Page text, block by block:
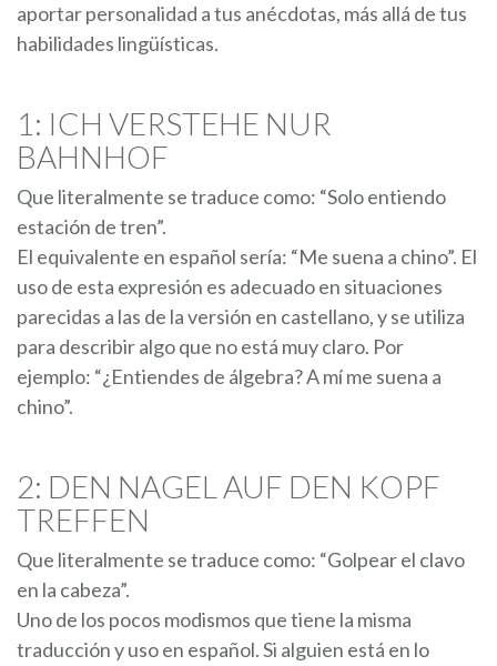
aportar personalidad a tus anécdotas, más allá de tus
habilidades lingüísticas.
1: ICH VERSTEHE NUR
BAHNHOF
Que literalmente se traduce como: “Solo entiendo
estación de tren”.
El equivalente en español sería: “Me suena a chino”. El
uso de esta expresión es adecuado en situaciones
parecidas a las de la versión en castellano, y se utiliza
para describir algo que no está muy claro. Por
ejemplo: “¿Entiendes de álgebra? A mí me suena a
chino”.
2: DEN NAGEL AUF DEN KOPF
TREFFEN
Que literalmente se traduce como: “Golpear el clavo
en la cabeza”.
Uno de los pocos modismos que tiene la misma
traducción y uso en español. Si alguien está en lo